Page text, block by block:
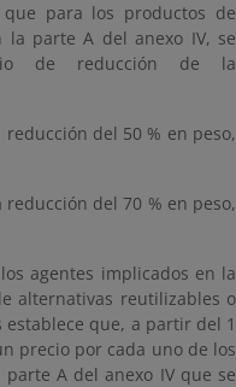
para los productos de
parte A del anexo IV, se
de reducción de la
del 50 % en peso,
del 70 % en peso,
agentes implicados en la
alternativas reutilizables o
que, a partir del 1
precio por cada uno de los
A del anexo IV que se